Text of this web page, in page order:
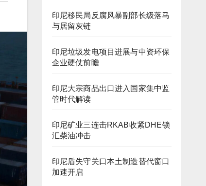
印尼移民局反腐风暴副部长级落马
与居留灰链
印尼垃圾发电项目进展与中资环保
企业硬仗前瞻
印尼大宗商品出口进入国家集中监
管时代解读
印尼矿业三连击RKAB收紧DHE锁
汇柴油冲击
印尼盾失守关口本土制造替代窗口
加速开启